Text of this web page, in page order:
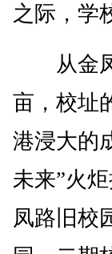
之际，学
从金凤
亩，校址
港浸大的
未来”火
凤路旧校